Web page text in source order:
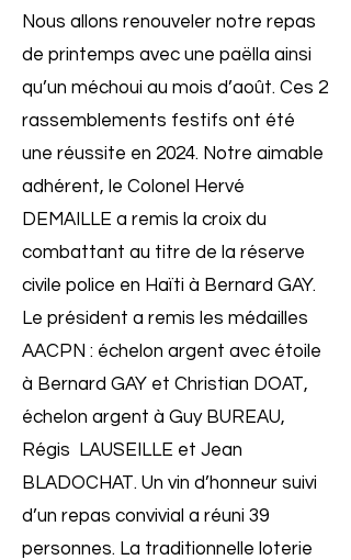
Nous allons renouveler notre repas
de printemps avec une paëlla ainsi
qu’un méchoui au mois d’août. Ces 2
rassemblements festifs ont été
une réussite en 2024. Notre aimable
adhérent, le Colonel Hervé
DEMAILLE a remis la croix du
combattant au titre de la réserve
civile police en Haïti à Bernard GAY.
Le président a remis les médailles
AACPN : échelon argent avec étoile
à Bernard GAY et Christian DOAT,
échelon argent à Guy BUREAU,
Régis LAUSEILLE et Jean
BLADOCHAT. Un vin d’honneur suivi
d’un repas convivial a réuni 39
personnes. La traditionnelle loterie